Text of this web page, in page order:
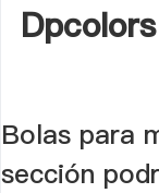
Dpcolors
Bolas para
sección